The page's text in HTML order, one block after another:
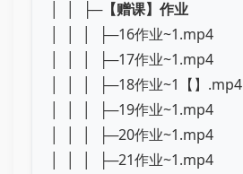
│ │ ├─【赠课】作业
│ │ │ ├─16作业~1.mp4
│ │ │ ├─17作业~1.mp4
│ │ │ ├─18作业~1【】.mp4
│ │ │ ├─19作业~1.mp4
│ │ │ ├─20作业~1.mp4
│ │ │ ├─21作业~1.mp4